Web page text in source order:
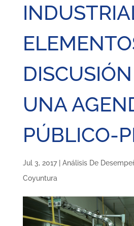
UNA
PÚBLICO-
Jul 3, 2017| Análisis De
Coyuntura